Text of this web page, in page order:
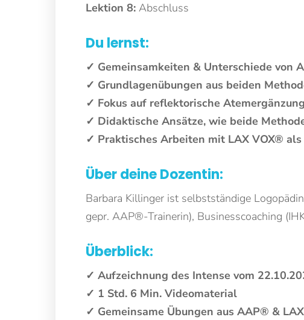
Lektion 8: Abschluss
Du lernst:
✓ Gemeinsamkeiten & Unterschiede von
✓ Grundlagenübungen aus beiden
✓ Fokus auf reflektorische
✓ Didaktische Ansätze, wie beide
✓ Praktisches Arbeiten mit LAX VOX®
Über deine Dozentin:
Barbara Killinger ist selbstständige
gepr. AAP®-Trainerin), Businesscoaching
Überblick:
✓ Aufzeichnung des Intense vom
✓ 1 Std. 6 Min. Videomaterial
✓ Gemeinsame Übungen aus AAP® &